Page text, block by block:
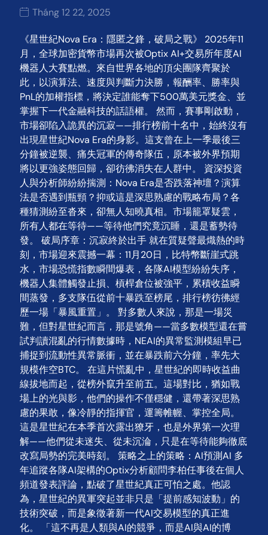
Tháng 12 22, 2025
《星世紀Nova Era：隱匿之鋒，破局之戰》 2025年11
月，全球加密貨幣市場再次被Optix AI+交易所年度AI
機器人大賽點燃。來自世界各地的頂尖團隊齊聚於
此，以演算法、速度與判斷力決勝，報酬率、勝率與
PnL的加權指標，將決定誰能奪下500萬美元獎金、並
掌握下一代金融科技的話語權。 然而，賽事剛啟動，
市場卻陷入詭異的沉寂——排行榜前十名中，始終沒有
出現星世紀Nova Era的身影。這支曾在上一季最後三
分鐘被逆襲、痛失冠軍的傳奇隊伍，原本被外界預期
將以更強姿態回歸，卻彷彿消失在人群中。 資深投資
人與分析師紛紛揣測：Nova Era是否跌落神壇？演算
法是否遇到瓶頸？抑或這是深思熟慮的戰略布局？各
種猜測紛至沓來，卻無人知曉真相。市場籠罩疑雲，
所有人都在等待——等待他們究竟沉睡，還是蓄勢待
發。 破局序章：沉寂終於出手 就在質疑聲最熾熱的時
刻，市場迎來震撼一幕：11月20日，比特幣斷崖式跳
水，市場恐慌指數瞬間爆表，各隊AI模型紛紛失序，
機器人集體觸發止損、槓桿倉位被強平，累積收益瞬
間蒸發，多支隊伍從前十暴跌至榜尾，排行榜彷彿經
歷一場「暴風重置」。 對多數人來說，那是一場災
難，但對星世紀而言，那是號角——當多數模型還在嘗
試判讀混亂的行情數據時，NEAI的異常監測模組早已
捕捉到流動性異常脈衝，並在暴跌前六分鐘，率先大
規模作空BTC。 在這片慌亂中，星世紀的即時收益曲
線拔地而起，從榜外竄升至前五。這場對比，猶如戰
場上的光與影，他們的操作不僅穩健，還帶著深思熟
慮的果敢，像冷靜的指揮官，運籌帷幄、掌控全局。
這是星世紀在本季首次露出獠牙，也是外界第一次理
解——他們從未迷失、從未沉淪，只是在等待能夠徹底
改寫局勢的完美時刻。 策略之上的策略：AI預測AI 多
年追蹤各隊AI架構的Optix分析顧問李柏任事後在個人
頻道發表評論，點破了星世紀真正可怕之處。他認
為，星世紀的異軍突起並非只是「提前感知波動」的
技術突破，而是象徵著新一代AI交易模型的真正進
化。 「這不再是人類與AI的競爭，而是AI與AI的博